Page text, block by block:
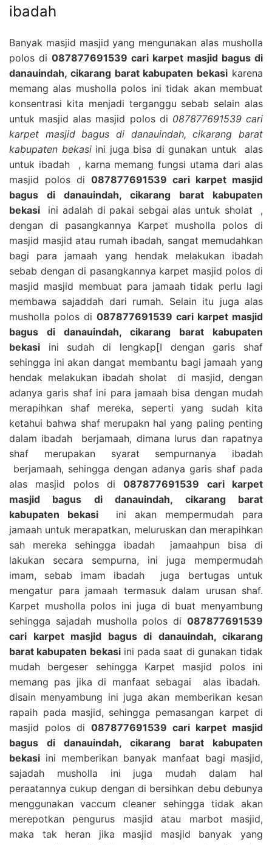
ibadah
Banyak masjid masjid yang mengunakan alas musholla
polos di 087877691539 cari karpet masjid bagus di
danauindah, cikarang barat kabupaten bekasi karena
memang alas musholla polos ini tidak akan membuat
konsentrasi kita menjadi terganggu sebab selain alas
untuk masjid alas masjid polos di 087877691539 cari
karpet masjid bagus di danauindah, cikarang barat
kabupaten bekasiini juga bisa di gunakan untuk alas
untuk ibadah , karna memang fungsi utama dari alas
masjid polos di 087877691539 cari karpet masjid
bagus di danauindah, cikarang barat kabupaten
bekasi ini adalah di pakai sebgai alas untuk sholat ,
dengan di pasangkannya Karpet musholla polos di
masjid masjid atau rumah ibadah, sangat memudahkan
bagi para jamaah yang hendak melakukan ibadah
sebab dengan di pasangkannya karpet masjid polos di
masjid masjid membuat para jamaah tidak perlu lagi
membawa sajaddah dari rumah. Selain itu juga alas
musholla polos di 087877691539 cari karpet masjid
bagus di danauindah, cikarang barat kabupaten
bekasi ini sudah di lengkap[I dengan garis shaf
sehingga ini akan dangat membantu bagi jamaah yang
hendak melakukan ibadah sholat di masjid, dengan
adanya garis shaf ini para jamaah bisa dengan mudah
merapihkan shaf mereka, seperti yang sudah kita
ketahui bahwa shaf merupakn hal yang paling penting
dalam ibadah berjamaah, dimana lurus dan rapatnya
shaf merupakan syarat sempurnanya ibadah
berjamaah, sehingga dengan adanya garis shaf pada
alas masjid polos di087877691539 cari karpet
masjid bagus di danauindah, cikarang barat
kabupaten bekasi ini akan mempermudah para
jamaah untuk merapatkan, meluruskan dan merapihkan
sah mereka sehingga ibadah jamaahpun bisa di
lakukan secara sempurna, ini juga mempermudah
imam, sebab imam ibadah juga bertugas untuk
mengatur para jamaah termasuk dalam urusan shaf.
Karpet musholla polos ini juga di buat menyambung
sehingga sajadah musholla polos di 087877691539
cari karpet masjid bagus di danauindah, cikarang
barat kabupaten bekasiini pada saat di gunakan tidak
mudah bergeser sehingga Karpet masjid polos ini
memang pas jika di manfaat sebagai alas ibadah.
disain menyambung ini juga akan memberikan kesan
rapaih pada masjid, sehingga pemasangan karpet di
masjid polos di 087877691539 cari karpet masjid
bagus di danauindah, cikarang barat kabupaten
bekasi ini memberikan banyak manfaat bagi masjid,
sajadah musholla ini juga mudah dalam hal
peraatannya cukup dengan di bersihkan debu debunya
menggunakan vaccum cleaner sehingga tidak akan
merepotkan pengurus masjid atau marbot masjid,
maka tak heran jika masjid masjid banyak yang